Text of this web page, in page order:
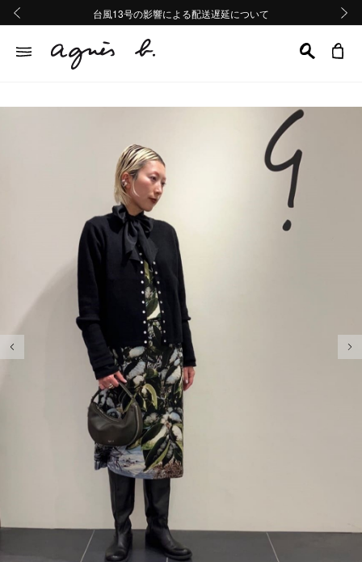
熊本地域地震の影響による配送遅延について
Summer Sale 2buy10%OFF!!
台風13号の影響による配送遅延について
熊本地域地震の影響による配送遅延について
Summer Sale 2buy10%OFF!!
前の画像